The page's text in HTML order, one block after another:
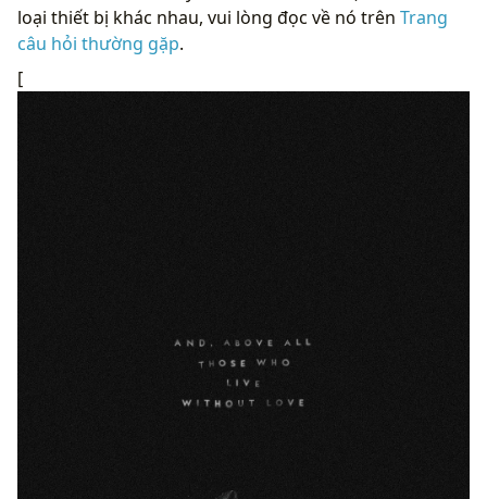
loại thiết bị khác nhau, vui lòng đọc về nó trên Trang
câu hỏi thường gặp.
[